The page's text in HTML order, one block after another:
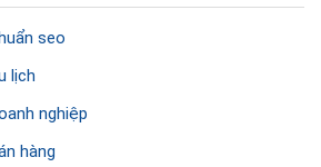
seo
lịch
nghiệp
hàng